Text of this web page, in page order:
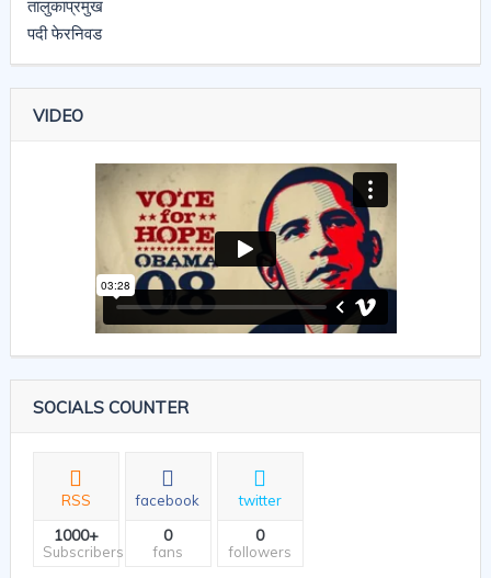
VIDEO
SOCIALS COUNTER
RSS
1000+
Subscribers
facebook
0
fans
twitter
0
followers